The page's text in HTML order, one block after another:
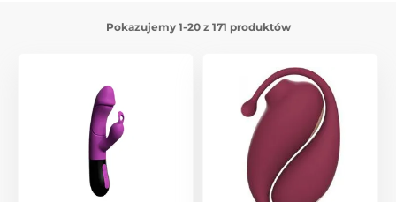
Pokazujemy 1-20 z 171 produktów